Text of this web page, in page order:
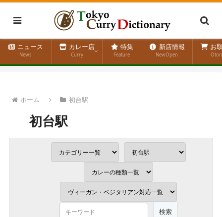
ニュース
News
カレー店
Curry
特集
Feature
新店情報
NewOpen
お
ホーム 初台駅
初台駅